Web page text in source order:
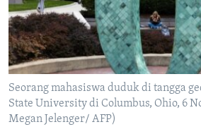
Seorang mahasiswa duduk di tangga
State University di Columbus, Ohio, 6
Megan Jelenger/ AFP)